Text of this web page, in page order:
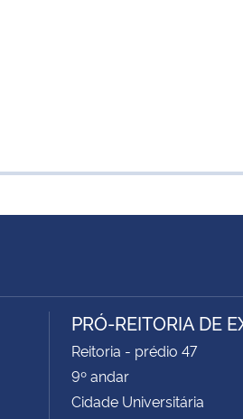
PRÓ-REITORIA DE
Reitoria - prédio 47
9º andar
Cidade Universitária